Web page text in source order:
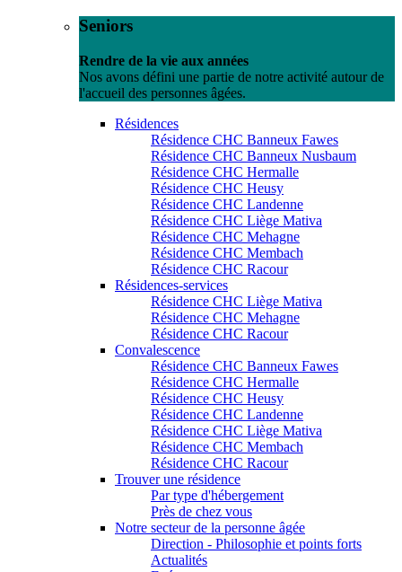
Seniors
Rendre de la vie aux années
Nos avons défini une partie de notre activité autour de
l'accueil des personnes âgées.
Résidences
Résidence CHC Banneux Fawes
Résidence CHC Banneux Nusbaum
Résidence CHC Hermalle
Résidence CHC Heusy
Résidence CHC Landenne
Résidence CHC Liège Mativa
Résidence CHC Mehagne
Résidence CHC Membach
Résidence CHC Racour
Résidences-services
Résidence CHC Liège Mativa
Résidence CHC Mehagne
Résidence CHC Racour
Convalescence
Résidence CHC Banneux Fawes
Résidence CHC Hermalle
Résidence CHC Heusy
Résidence CHC Landenne
Résidence CHC Liège Mativa
Résidence CHC Membach
Résidence CHC Racour
Trouver une résidence
Par type d'hébergement
Près de chez vous
Notre secteur de la personne âgée
Direction - Philosophie et points forts
Actualités